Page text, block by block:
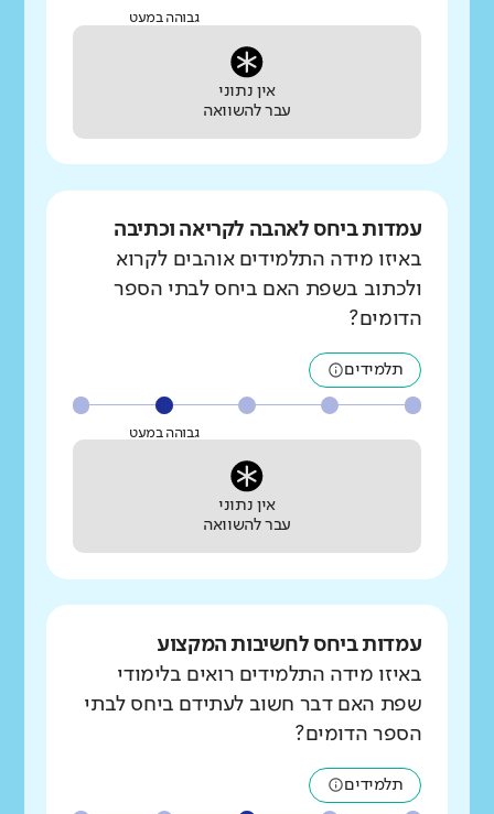
גבוהה במעט
אין נתוני
עבר להשוואה
עמדות ביחס לאהבה לקריאה וכתיבה
באיזו מידה התלמידים אוהבים לקרוא
ולכתוב בשפת האם ביחס לבתי הספר
הדומים?
תלמידים
גבוהה במעט
אין נתוני
עבר להשוואה
עמדות ביחס לחשיבות המקצוע
באיזו מידה התלמידים רואים בלימודי
שפת האם דבר חשוב לעתידם ביחס לבתי
הספר הדומים?
תלמידים